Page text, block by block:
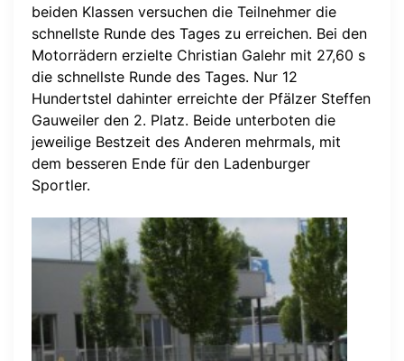
beiden Klassen versuchen die Teilnehmer die
schnellste Runde des Tages zu erreichen. Bei den
Motorrädern erzielte Christian Galehr mit 27,60 s
die schnellste Runde des Tages. Nur 12
Hundertstel dahinter erreichte der Pfälzer Steffen
Gauweiler den 2. Platz. Beide unterboten die
jeweilige Bestzeit des Anderen mehrmals, mit
dem besseren Ende für den Ladenburger
Sportler.